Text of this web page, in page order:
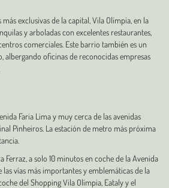
más exclusivas de la capital, Vila Olímpia, en la
y arboladas con excelentes restaurantes,
comerciales. Este barrio también es un
oficinas de reconocidas empresas
Faria Lima y muy cerca de las avenidas
Pinheiros. La estación de metro más próxima
Ferraz, a solo 10 minutos en coche de la Avenida
las vías más importantes y emblemáticas de la
del Shopping Vila Olímpia, Eataly y el